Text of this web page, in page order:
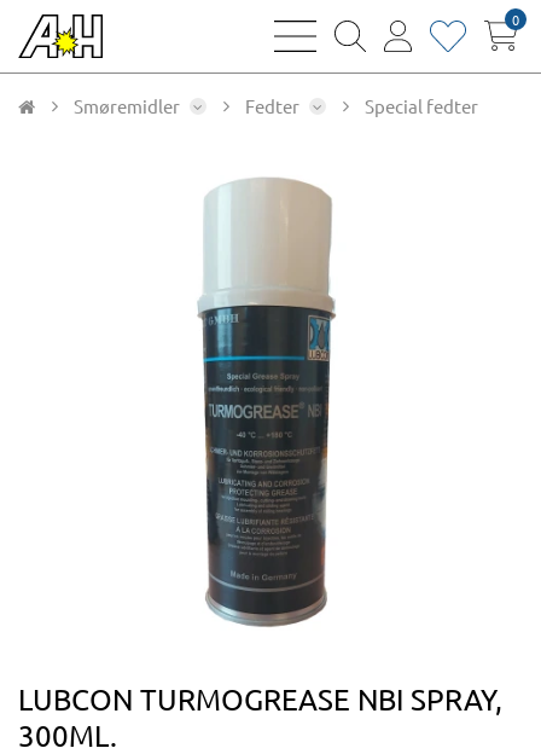
bars
magnifying
user
heart0
Smøremidler Fedter Special fedter
LUBCON TURMOGREASE NBI SPRAY,
300ML.